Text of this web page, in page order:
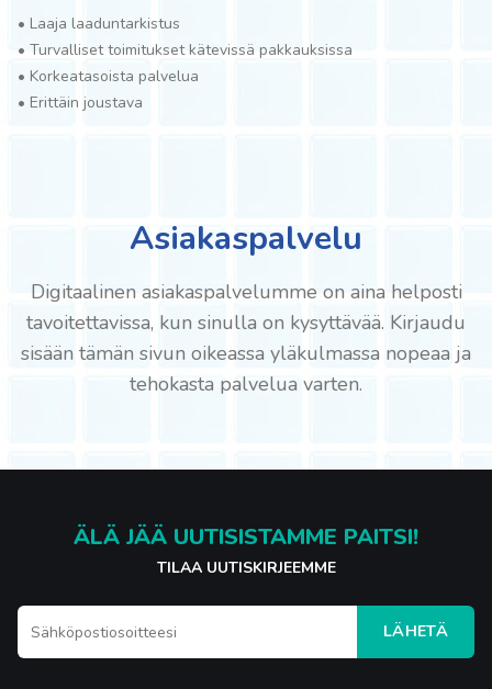
• Laaja laaduntarkistus
• Turvalliset toimitukset kätevissä pakkauksissa
• Korkeatasoista palvelua
• Erittäin joustava
Asiakaspalvelu
Digitaalinen asiakaspalvelumme on aina helposti
tavoitettavissa, kun sinulla on kysyttävää. Kirjaudu
sisään tämän sivun oikeassa yläkulmassa nopeaa ja
tehokasta palvelua varten.
ÄLÄ JÄÄ UUTISISTAMME PAITSI!
TILAA UUTISKIRJEEMME
LÄHETÄ